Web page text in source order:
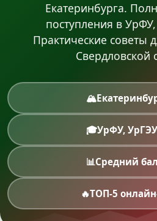
Екатеринбурга.
поступления в
Практические советы
Свердловской
🏔️
🎓УрФУ,
📊Средний
🔥ТОП-5